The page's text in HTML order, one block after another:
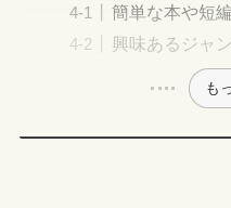
簡単な本や短
興味あるジャ
も